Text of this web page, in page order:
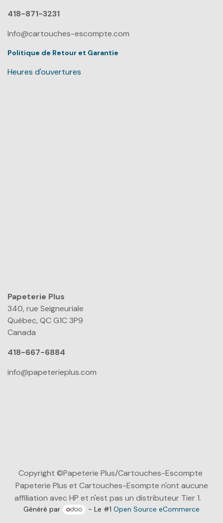
418-871-3231
Info@cartouches-escompte.com
Politique de Retour et Garantie
Heures d'ouvertures
Papeterie Plus​
340, rue Seigneuriale
Québec, QC G1C 3P9
Canada
418-667-6884
info@papeterieplus.com
Copyright ©Papeterie Plus/Cartouches-Escompte
Papeterie Plus et Cartouches-Esompte n'ont aucune
affiliation avec HP et n'est pas un distributeur Tier 1.
Généré par - Le #1Open Source eCommerce